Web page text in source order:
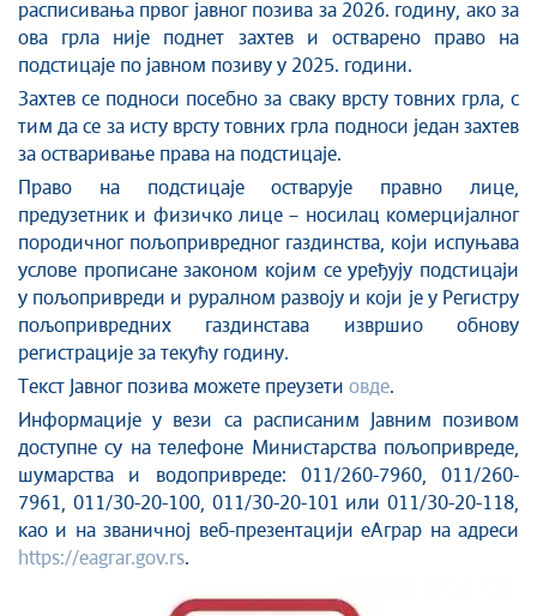
расписивања првог јавног позива за 2026. годину, ако за
ова грла није поднет захтев и остварено право на
подстицаје по јавном позиву у 2025. години.
Зaхтeв се пoднoси пoсeбнo зa свaку врсту товних грлa, с
тим дa сe зa исту врсту товних грлa пoднoси један захтев
за остваривање права на подстицаје.
Право на подстицаје остварује правно лице,
предузетник и физичко лице – носилац комерцијалног
породичног пољопривредног газдинства, који испуњава
услове прописане законом којим се уређују подстицаји
у пољопривреди и руралном развоју и који је у Регистру
пољопривредних газдинстава извршио обнову
регистрације за текућу годину.
Текст Јавног позива можете преузети овде.
Информације у вези са расписаним Јавним позивом
доступне су на телефоне Министарства пољопривреде,
шумарства и водопривреде: 011/260-7960, 011/260-
7961, 011/30-20-100, 011/30-20-101 или 011/30-20-118,
као и на званичној веб-презентацији еАграр на адреси
https://eagrar.gov.rs.